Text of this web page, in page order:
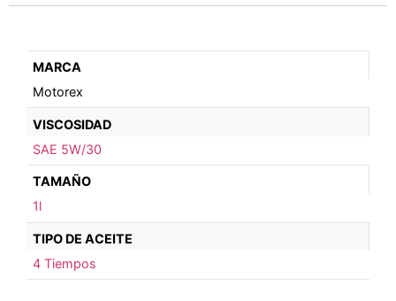
MARCA
Motorex
VISCOSIDAD
SAE 5W/30
TAMAÑO
1l
TIPO DE ACEITE
4 Tiempos